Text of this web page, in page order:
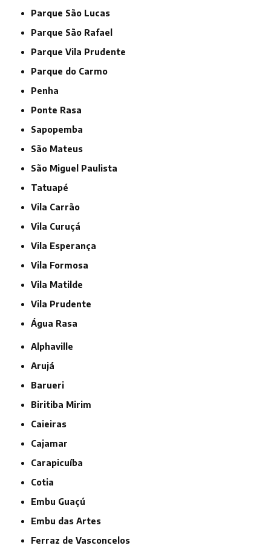
Parque São Lucas
Parque São Rafael
Parque Vila Prudente
Parque do Carmo
Penha
Ponte Rasa
Sapopemba
São Mateus
São Miguel Paulista
Tatuapé
Vila Carrão
Vila Curuçá
Vila Esperança
Vila Formosa
Vila Matilde
Vila Prudente
Água Rasa
Alphaville
Arujá
Barueri
Biritiba Mirim
Caieiras
Cajamar
Carapicuíba
Cotia
Embu Guaçú
Embu das Artes
Ferraz de Vasconcelos